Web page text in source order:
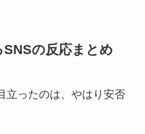
SNSの反応まとめ
立ったのは、やはり安否